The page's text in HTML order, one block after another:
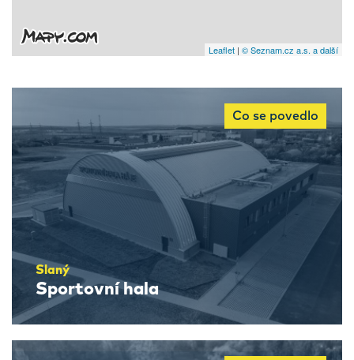
Leaflet | © Seznam.cz a.s. a další
Co se povedlo
Slaný
Sportovní hala